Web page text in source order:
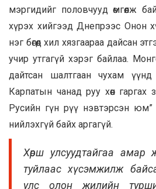
мэргидийг половчууд өмгөөлж
хүрэх хийгээд Днепрээс Онон
нэг бөгөөд хил хязгаараа дайсан
учир утгагүй хэрэг байлаа.
дайтсан шалтгаан чухам үүнд
Карпатын чанад руу хөөн
Русийн гүн рүү нэвтэрсэн
нийлэхгүй байх аргагүй.
Хөрш улсуудтайгаа амар
туйлаас хүсэмжилж
улс олон жилийн